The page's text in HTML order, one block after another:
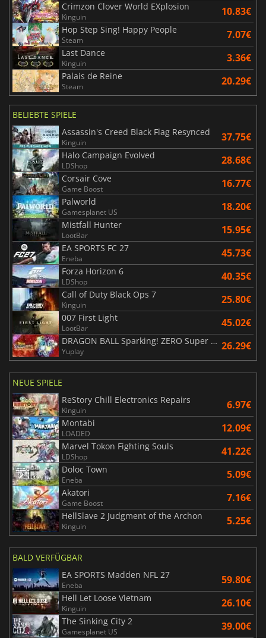
Crimzon Clover World EXplosion
Kinguin 10.83€
Hop Step Sing! Happy People
Steam 7.07€
Last Dance
Kinguin 3.36€
Palais de Reine
Steam 20.29€
BELIEBTE SPIELE
Assassin's Creed Black Flag Resynced
Kinguin 37.75€
Halo Campaign Evolved
LDShop 28.68€
Corsair Cove
Game Boost 16.77€
Palworld
Gamesplanet US 18.20€
Mistfall Hunter
LootBar 15.95€
EA SPORTS FC 27
Eneba 45.73€
Forza Horizon 6
LDShop 40.35€
Call of Duty Black Ops 7
Kinguin 25.80€
007 First Light
LootBar 45.02€
DRAGON BALL Sparking! ZERO Super Limit Breaking NEO
Yuplay 26.29€
NEUE SPIELE
ReStory Chill Electronics Repairs
Kinguin 6.97€
Montabi
LOADED 12.09€
Marvel Tokon Fighting Souls
LDShop 41.22€
Doloc Town
Eneba 5.09€
Akatori
Game Boost 7.16€
HellSlave 2 Judgment of the Archon
Kinguin 5.25€
BALD VERFÜGBAR
EA SPORTS Madden NFL 27
Eneba 59.80€
Hell Let Loose Vietnam
Kinguin 26.10€
The Sinking City 2
Gamesplanet US 39.00€